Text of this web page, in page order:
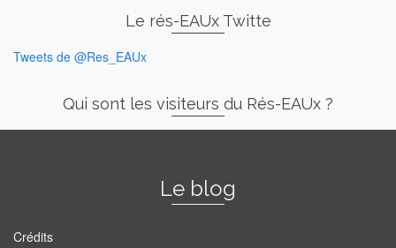
Le rés-EAUx Twitte
Tweets de @Res_EAUx
Qui sont les visiteurs du Rés-EAUx ?
Le blog
Crédits